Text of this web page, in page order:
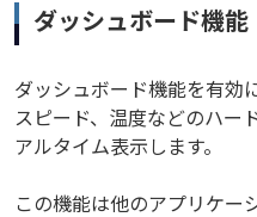
ダッシュボード機能
ダッシュボード機能を有効
スピード、温度などのハー
アルタイム表示します。
この機能は他のアプリケー